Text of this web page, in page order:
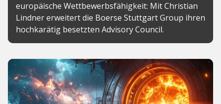
europäische Wettbewerbsfähigkeit: Mit Christian
Lindner erweitert die Boerse Stuttgart Group ihren
hochkarätig besetzten Advisory Council.